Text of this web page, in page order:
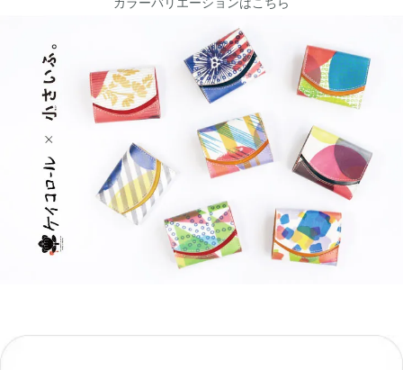
カラーバリエーションはこちら